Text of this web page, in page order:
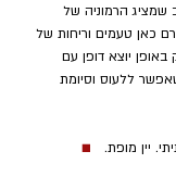
שמציג הרמוניה של
כאן טעמים וריחות של
באופן יוצא דופן עם
ללעוס וסיומת
יין מופת. ■